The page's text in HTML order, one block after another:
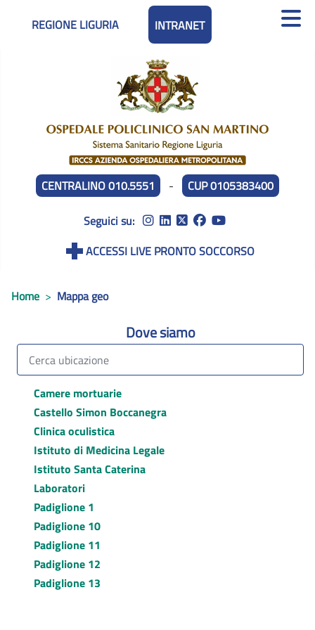
REGIONE LIGURIA INTRANET
CENTRALINO 010.5551 - CUP 0105383400
Seguici su:
ACCESSI LIVE PRONTO SOCCORSO
Home Mappa geo
Dove siamo
Camere mortuarie
Castello Simon Boccanegra
Clinica oculistica
Istituto di Medicina Legale
Istituto Santa Caterina
Laboratori
Padiglione 1
Padiglione 10
Padiglione 11
Padiglione 12
Padiglione 13